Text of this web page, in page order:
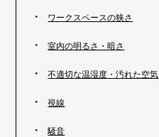
ワークスペースの狭さ
室内の明るさ・暗さ
不適切な温湿度・汚れた空気
視線
騒音